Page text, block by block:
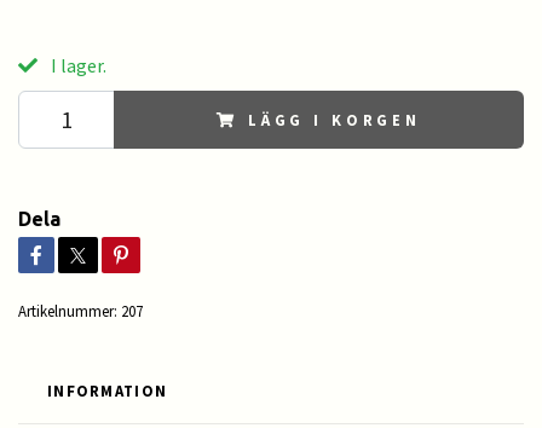
I lager.
LÄGG I KORGEN
Dela
Artikelnummer: 207
INFORMATION